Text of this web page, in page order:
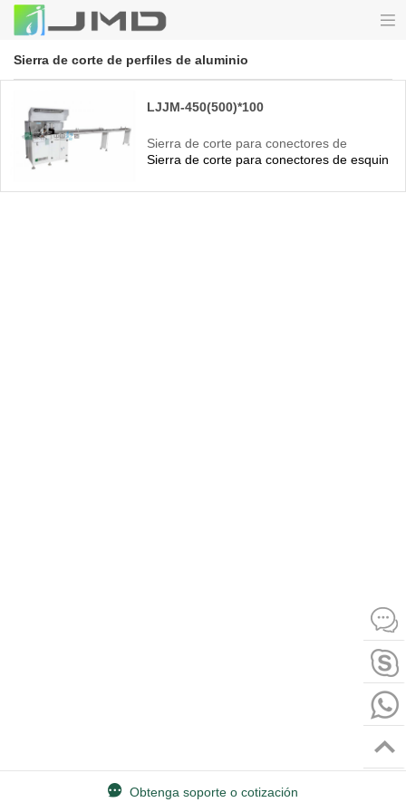
Sierra de corte de perfiles de aluminio
LJJM-450(500)*100
Sierra de corte para conectores de
esquina de ventanas de aluminio
Sierra de corte para conectores de esquina
Obtenga soporte o cotización